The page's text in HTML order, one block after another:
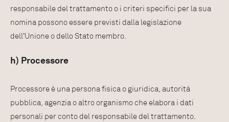
responsabile del trattamento o i criteri specifici per la sua
nomina possono essere previsti dalla legislazione
dell’Unione o dello Stato membro.
h) Processore
Processore è una persona fisica o giuridica, autorità
pubblica, agenzia o altro organismo che elabora i dati
personali per conto del responsabile del trattamento.